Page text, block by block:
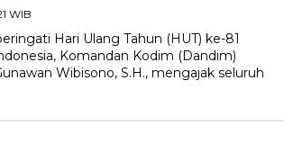
WIB
Hari Ulang Tahun (HUT) ke-81
Komandan Kodim (Dandim)
Wibisono, S.H., mengajak seluruh